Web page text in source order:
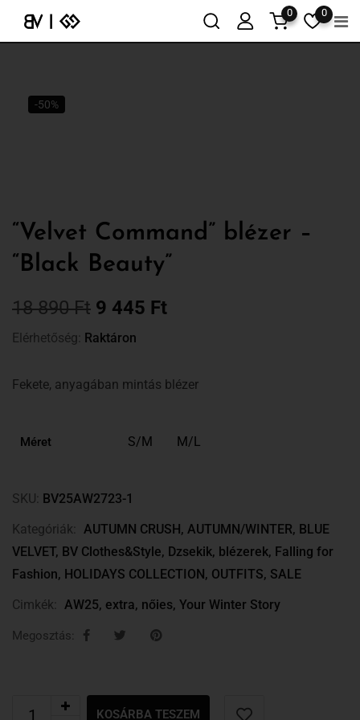
0
0
-50%
“Velvet Command” blézer –
“Black Beauty”
18 890Ft 9 445 Ft
Elérhetőség: Raktáron
Fekete, anyagában mintás blézer
Méret S/M M/L
SKU: BV25AW2723-1
Kategóriák:
AUTUMN CRUSH, AUTUMN/WINTER, BLUE
VELVET, BV Clothes&Style, Dzsekik, blézerek, Falling for
Fashion, HOLIDAYS COLLECTION, OUTFITS, SALE
Cimkék:
AW25, extra, nőies, Your Winter Story
Megosztás:
KOSÁRBA TESZEM